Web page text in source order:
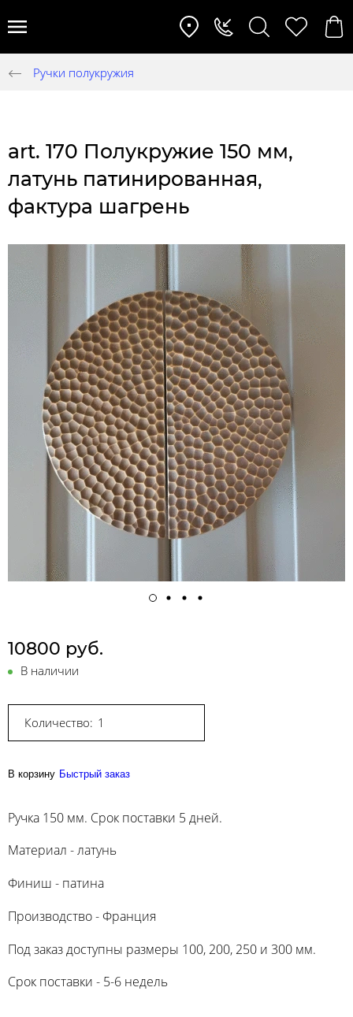
Ручки полукружия
art. 170 Полукружие 150 мм,
латунь патинированная,
фактура шагрень
10800 руб.
В наличии
Количество:
В корзину Быстрый заказ
Ручка 150 мм. Срок поставки 5 дней.
Материал - латунь
Финиш - патина
Производство - Франция
Под заказ доступны размеры 100, 200, 250 и 300 мм.
Срок поставки - 5-6 недель